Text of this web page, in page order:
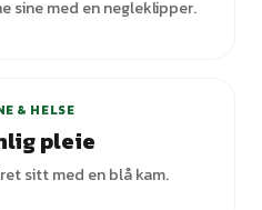
sine med en negleklipper.
& HELSE
pleie
sitt med en blå kam.